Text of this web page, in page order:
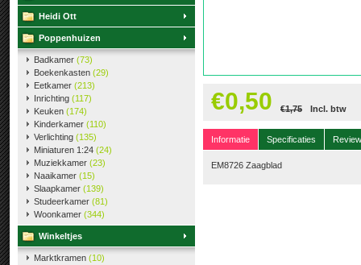
Heidi Ott
Poppenhuizen
Badkamer (73)
Boekenkasten (29)
Eetkamer (213)
Inrichting (117)
Keuken (174)
Kinderkamer (110)
Verlichting (135)
Miniaturen 1:24 (24)
Muziekkamer (23)
Naaikamer (15)
Slaapkamer (139)
Studeerkamer (81)
Woonkamer (344)
Winkeltjes
Marktkramen (10)
€0,50 €1,75 Incl. btw
Informatie Specificaties
EM8726 Zaagblad